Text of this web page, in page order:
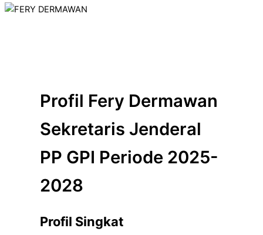
Profil Fery Dermawan
Sekretaris Jenderal
PP GPI Periode 2025-
2028
Profil Singkat